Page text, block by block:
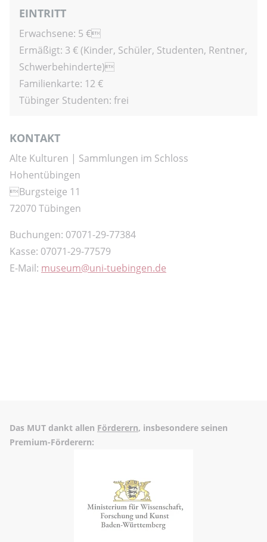
EINTRITT
Erwachsene: 5 €
Ermäßigt: 3 € (Kinder, Schüler, Studenten, Rentner,
Schwerbehinderte)
Familienkarte: 12 €
Tübinger Studenten: frei
KONTAKT
Alte Kulturen | Sammlungen im Schloss
Hohentübingen
Burgsteige 11
72070 Tübingen
Buchungen: 07071-29-77384
Kasse: 07071-29-77579
E-Mail: museum uni-tuebingen.de
Das MUT dankt allen Förderern, insbesondere seinen
Premium-Förderern: